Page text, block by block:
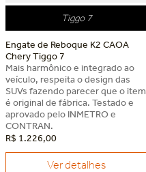
Tiggo 7
Engate de Reboque K2 CAOA
Chery Tiggo 7
Mais harmônico e integrado ao
veículo, respeita o design das
SUVs fazendo parecer que o item
é original de fábrica. Testado e
aprovado pelo INMETRO e
CONTRAN.
R$ 1.226,00
Ver detalhes